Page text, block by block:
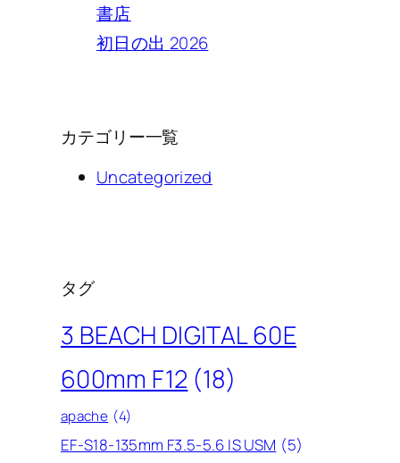
書店
初日の出 2026
カテゴリー一覧
Uncategorized
タグ
3 BEACH DIGITAL 60E
600mm F12 (18)
apache (4)
EF-S18-135mm F3.5-5.6 IS USM (5)